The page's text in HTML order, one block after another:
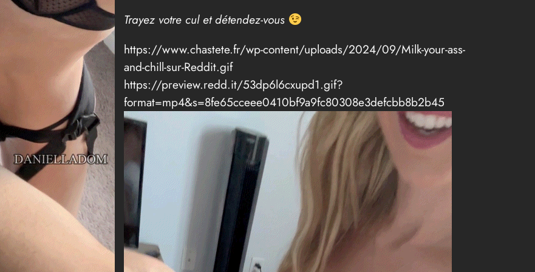
Trayez votre cul et détendez-vous
https://www.chastete.fr/wp-content/uploads/2024/09/Milk-your-ass-
and-chill-sur-Reddit.gif
https://preview.redd.it/53dp6l6cxupd1.gif?
format=mp4&s=8fe65cceee0410bf9a9fc80308e3defcbb8b2b45